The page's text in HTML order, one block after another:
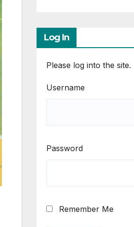
Log In
Please log into the site.
Username
Password
Remember Me